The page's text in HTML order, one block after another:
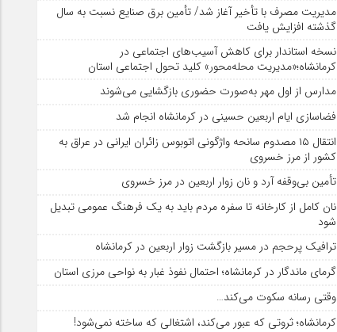
مدیریت مصرف با تأخیر آغاز شد/ تأمین برق صنایع نسبت به سال
گذشته افزایش یافت
نسخه استاندار برای کاهش آسیب‌های اجتماعی در
کرمانشاه؛«مدیریت محله‌محور» کلید تحول اجتماعی استان
مدارس از اول مهر به‌صورت حضوری بازگشایی می‌شوند
فضاسازی ایام اربعین حسینی در کرمانشاه انجام شد
انتقال ۱۵ مصدوم سانحه واژگونی اتوبوس زائران ایرانی در عراق به
کشور از مرز خسروی
تأمین بی‌وقفه آرد و نان زوار اربعین در مرز خسروی
نان کامل از کارخانه تا سفره مردم باید به یک فرهنگ عمومی تبدیل
شود
ترافیک پرحجم در مسیر بازگشت زوار اربعین در کرمانشاه
گرمای ماندگار در کرمانشاه؛ احتمال نفوذ غبار به نواحی مرزی استان
وقتی رسانه سکوت می‌کند…
کرمانشاه؛ ثروتی که عبور می‌کند، اشتغالی که ساخته نمی‌شود!